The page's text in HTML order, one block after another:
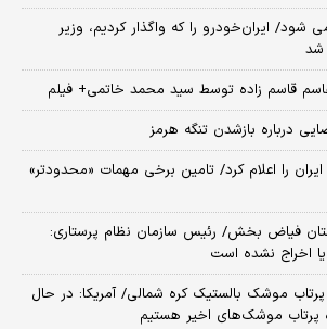
شود/ ایران‌خودرو را که واگذار کردیم، وزیر
شد
قاسم زاده توسط سید محمد خاتمی+ فیلم
درباره بازشدن تنگه هرمز
را اعلام کرد/ تامین برخی مهمات «محدودتر»
فیاض بخش/ رئیس سازمان نظام پرستاری:
اخراج نشده است
موشک بالستیک کره شمالی/ آمریکا: در حال
پرتاب موشک‌های اخیر هستیم